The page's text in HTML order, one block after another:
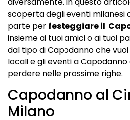
scoperta degli eventi milanesi
parte per festeggiare il
insieme ai tuoi amici o ai tuoi
dal tipo di Capodanno che
locali e gli eventi a Capodanno
perdere nelle prossime righe.
Capodanno al
Milano